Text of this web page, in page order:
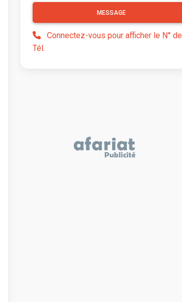
MESSAGE
Connectez-vous pour afficher le N° de
Tél.